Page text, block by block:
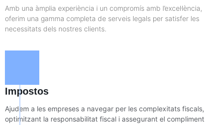
Amb una àmplia experiència i un compromís amb l’excel·lència,
oferim una gamma completa de serveis legals per satisfer les
necessitats dels nostres clients.
Impostos
Ajudem a les empreses a navegar per les complexitats fiscals,
optimitzant la responsabilitat fiscal i assegurant el compliment